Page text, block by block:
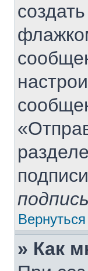
подпись
» Как